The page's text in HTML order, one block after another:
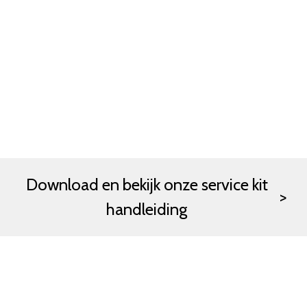
Download en bekijk onze service kit
handleiding